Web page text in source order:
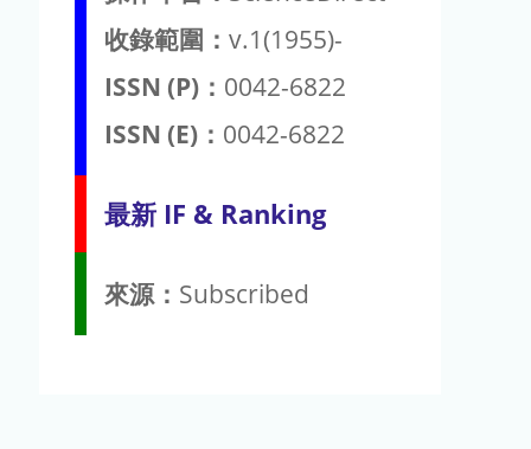
收錄範圍： v.1(1955)-
ISSN (P)： 0042-6822
ISSN (E)： 0042-6822
最新 IF & Ranking
來源： Subscribed